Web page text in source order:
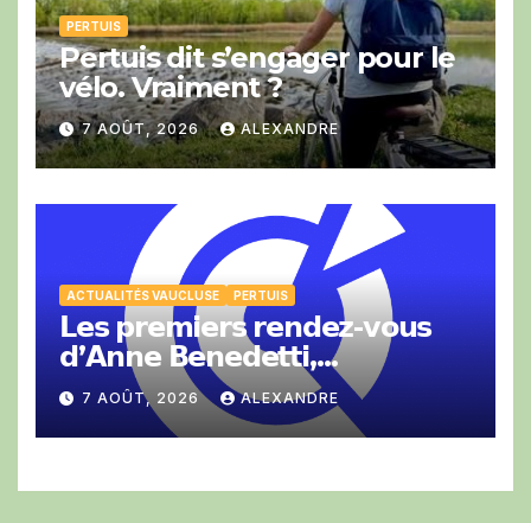
PERTUIS
Pertuis dit s’engager pour le
vélo. Vraiment ?
7 AOÛT, 2026 ALEXANDRE
ACTUALITÉS VAUCLUSE PERTUIS
𝗟𝗲𝘀 𝗽𝗿𝗲𝗺𝗶𝗲𝗿𝘀 𝗿𝗲𝗻𝗱𝗲𝘇-𝘃𝗼𝘂𝘀
𝗱’𝗔𝗻𝗻𝗲 𝗕𝗲𝗻𝗲𝗱𝗲𝘁𝘁𝗶,
𝗣𝗿𝗲́𝘀𝗶𝗱𝗲𝗻𝘁𝗲 𝗱𝗲 𝗹𝗮 𝗖𝗖𝗜 𝗱𝗲
𝗩𝗮𝘂𝗰𝗹𝘂𝘀𝗲.
7 AOÛT, 2026 ALEXANDRE